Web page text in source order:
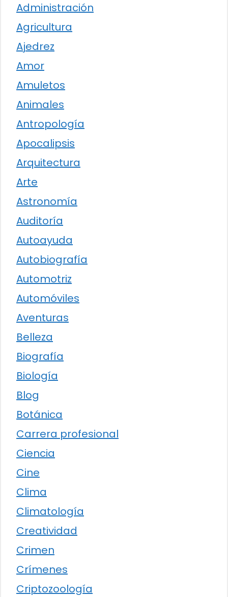
Administración
Agricultura
Ajedrez
Amor
Amuletos
Animales
Antropología
Apocalipsis
Arquitectura
Arte
Astronomía
Auditoría
Autoayuda
Autobiografía
Automotriz
Automóviles
Aventuras
Belleza
Biografía
Biología
Blog
Botánica
Carrera profesional
Ciencia
Cine
Clima
Climatología
Creatividad
Crimen
Crímenes
Criptozoología